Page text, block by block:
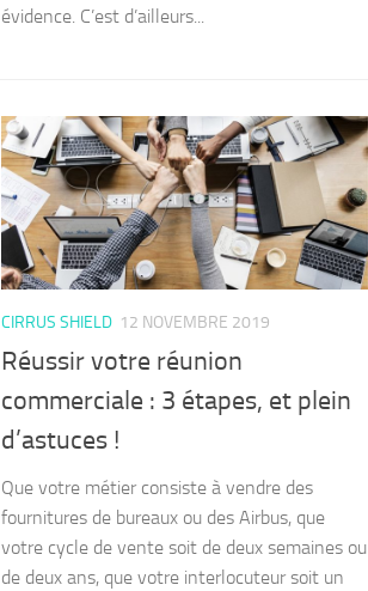
évidence. C’est d’ailleurs...
CIRRUS SHIELD 12 NOVEMBRE 2019
Réussir votre réunion
commerciale : 3 étapes, et plein
d’astuces !
Que votre métier consiste à vendre des
fournitures de bureaux ou des Airbus, que
votre cycle de vente soit de deux semaines ou
de deux ans, que votre interlocuteur soit un